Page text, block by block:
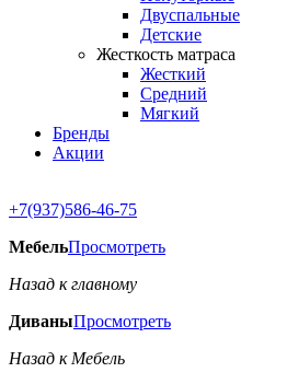
Двуспальные
Детские
Жесткость матраса
Жесткий
Средний
Мягкий
Бренды
Акции
+7(937)586-46-75
МебельПросмотреть
Назад к главному
ДиваныПросмотреть
Назад к Мебель